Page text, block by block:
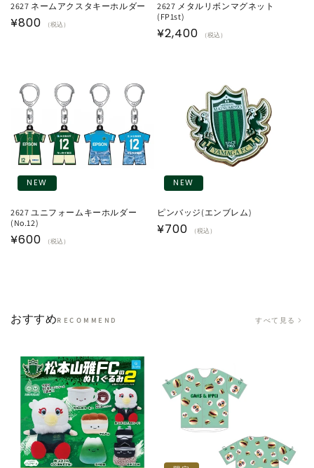
2627 ネームアクスタキーホルダー
通
¥800 （税込）
2627 メタルリボンマグネット
(FP1st)
通
¥2,400 （税込）
NEW
2627 ユニフォームキーホルダー
(No.12)
通
¥600 （税込）
NEW
ピンバッジ(エンブレム)
通
¥700 （税込）
おすすめRECOMMEND すべて見る